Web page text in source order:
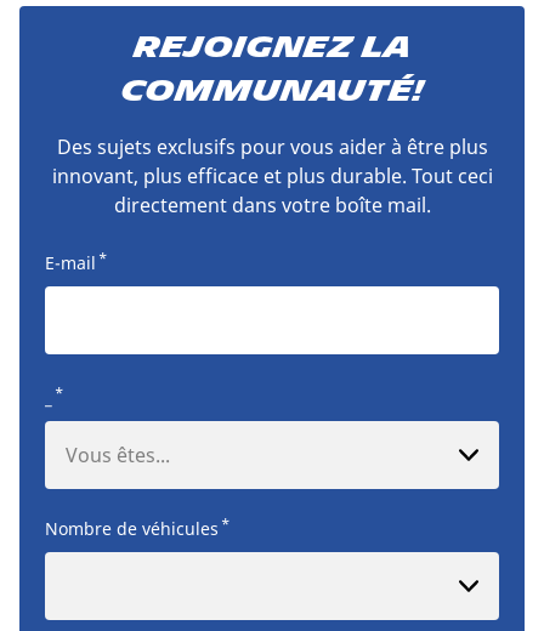
Rejoignez la
communauté!
Des sujets exclusifs pour vous aider à être plus
innovant, plus efficace et plus durable. Tout ceci
directement dans votre boîte mail.
E-mail *
*
Vous êtes...
Nombre de véhicules *